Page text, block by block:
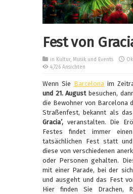
Fest von
in Kultur, Musik und Events
4,726 Ansichten
Wenn Sie Barcelona im
und 21. Augustbesuchen,
die Bewohner von Barcelona
Straßenfest, bekannt als
Gracia’, veranstalten. Die
Festes findet immer
tatsächlichen Fest statt
diese von verschiedenen
oder Personen gehalten.
mit einer Parade, bei der
und ausgeht und das Fest
Hier finden Sie Drachen,